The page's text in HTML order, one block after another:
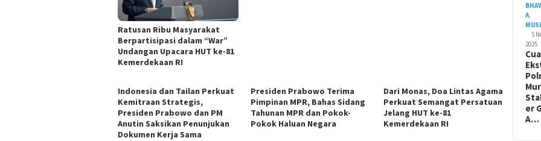
Ratusan Ribu Masyarakat
Berpartisipasi dalam “War”
Undangan Upacara HUT ke-81
Kemerdekaan RI
Indonesia dan Tailan Perkuat
Kemitraan Strategis,
Presiden Prabowo dan PM
Anutin Saksikan Penunjukan
Dokumen Kerja Sama
Presiden Prabowo Terima
Pimpinan MPR, Bahas Sidang
Tahunan MPR dan Pokok-
Pokok Haluan Negara
Dari Monas, Doa Lintas Agama
Perkuat Semangat Persatuan
Jelang HUT ke-81
Kemerdekaan RI
A
5
2025
er
A…